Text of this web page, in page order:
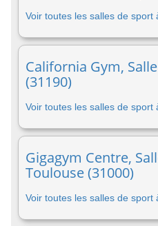
Voir toutes les salles de sport
California Gym,
(31190)
Voir toutes les salles de sport
Gigagym Centre,
Toulouse (31000)
Voir toutes les salles de sport